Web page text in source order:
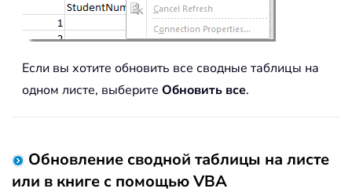
Если вы хотите обновить все сводные таблицы на
одном листе, выберите Обновить все.
Обновление сводной таблицы на листе
или в книге с помощью VBA